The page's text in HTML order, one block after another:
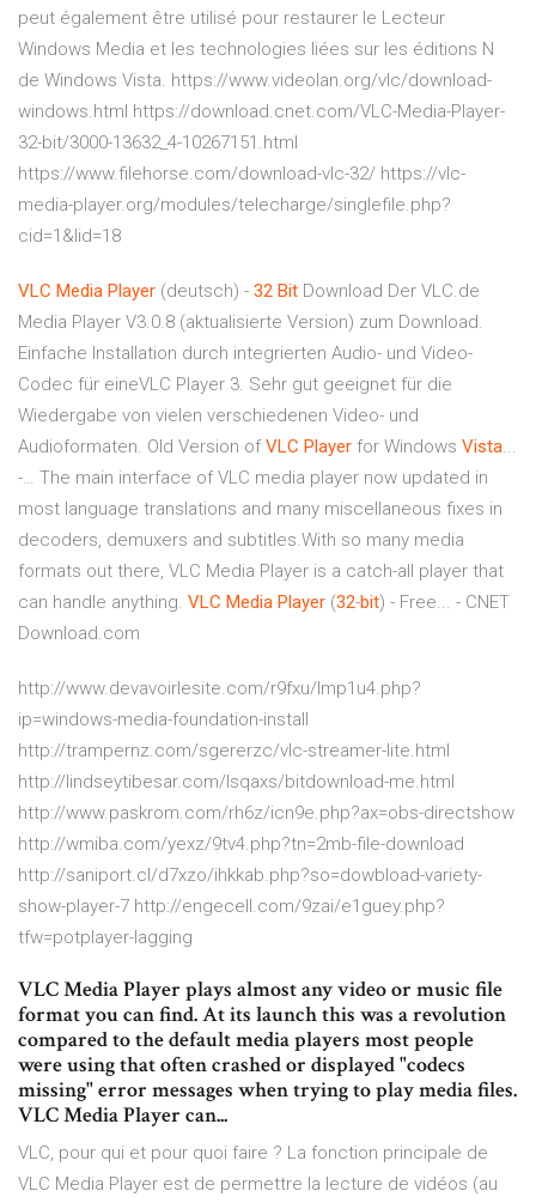
peut également être utilisé pour restaurer le Lecteur
Windows Media et les technologies liées sur les éditions N
de Windows Vista. https://www.videolan.org/vlc/download-
windows.html https://download.cnet.com/VLC-Media-Player-
32-bit/3000-13632_4-10267151.html
https://www.filehorse.com/download-vlc-32/ https://vlc-
media-player.org/modules/telecharge/singlefile.php?
cid=1&lid=18
VLC Media Player (deutsch) - 32 Bit Download Der VLC.de
Media Player V3.0.8 (aktualisierte Version) zum Download.
Einfache Installation durch integrierten Audio- und Video-
Codec für eineVLC Player 3. Sehr gut geeignet für die
Wiedergabe von vielen verschiedenen Video- und
Audioformaten. Old Version ofVLC Player for Windows Vista...
-… The main interface of VLC media player now updated in
most language translations and many miscellaneous fixes in
decoders, demuxers and subtitles.With so many media
formats out there, VLC Media Player is a catch-all player that
can handle anything. VLC Media Player (32-bit) - Free... - CNET
Download.com
http://www.devavoirlesite.com/r9fxu/lmp1u4.php?
ip=windows-media-foundation-install
http://trampernz.com/sgererzc/vlc-streamer-lite.html
http://lindseytibesar.com/lsqaxs/bitdownload-me.html
http://www.paskrom.com/rh6z/icn9e.php?ax=obs-directshow
http://wmiba.com/yexz/9tv4.php?tn=2mb-file-download
http://saniport.cl/d7xzo/ihkkab.php?so=dowbload-variety-
show-player-7 http://engecell.com/9zai/e1guey.php?
tfw=potplayer-lagging
VLC Media Player plays almost any video or music file
format you can find. At its launch this was a revolution
compared to the default media players most people
were using that often crashed or displayed "codecs
missing" error messages when trying to play media files.
VLC Media Player can...
VLC, pour qui et pour quoi faire ? La fonction principale de
VLC Media Player est de permettre la lecture de vidéos (au